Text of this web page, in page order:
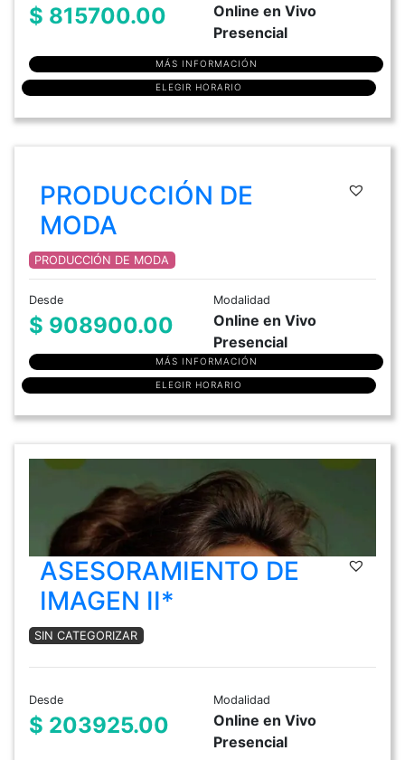
$ 815700.00
Online en Vivo
Presencial
MÁS INFORMACIÓN
ELEGIR HORARIO
PRODUCCIÓN DE
MODA
PRODUCCIÓN DE MODA
Desde
$ 908900.00
Modalidad
Online en Vivo
Presencial
MÁS INFORMACIÓN
ELEGIR HORARIO
ASESORAMIENTO DE
IMAGEN II*
SIN CATEGORIZAR
Desde
$ 203925.00
Modalidad
Online en Vivo
Presencial